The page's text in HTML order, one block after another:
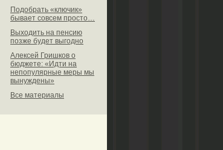
Подобрать «ключик»
бывает совсем просто…
Выходить на пенсию
позже будет выгодно
Алексей Гришков о
бюджете: «Идти на
непопулярные меры мы
вынуждены»
Все материалы